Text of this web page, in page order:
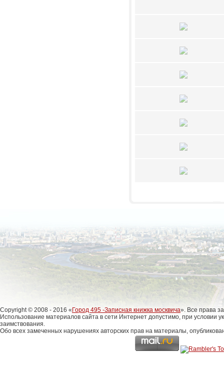
Copyright © 2008 - 2016 «Город 495 -Записная книжка москвича». Все права
Использование материалов сайта в сети Интернет допустимо, при условии
заимствования.
Обо всех замеченных нарушениях авторских прав на материалы,